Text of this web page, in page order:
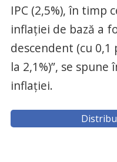
IPC (2,5%), în timp
inflaţiei de bază a
descendent (cu
la 2,1%)”, se
inflaţiei.